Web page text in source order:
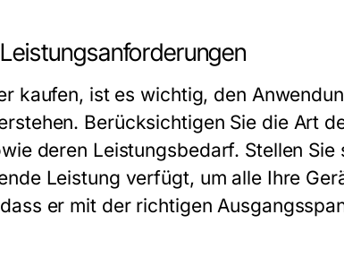
kaufen, ist es wichtig, den
Berücksichtigen Sie die Art
deren Leistungsbedarf. Stellen Sie
Leistung verfügt, um alle Ihre
er mit der richtigen